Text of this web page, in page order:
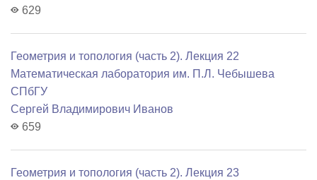
629
Геометрия и топология (часть 2). Лекция 22
Математичеcкая лаборатория им. П.Л. Чебышева
СПбГУ
Сергей Владимирович Иванов
659
Геометрия и топология (часть 2). Лекция 23